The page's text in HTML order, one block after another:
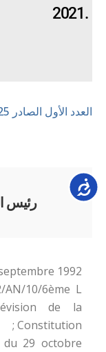
2021.
العدد الأول الصادر 15/01/2025
رئيس
1992 ;
10/6ème L
de la
Constitution ;
du 29 octobre